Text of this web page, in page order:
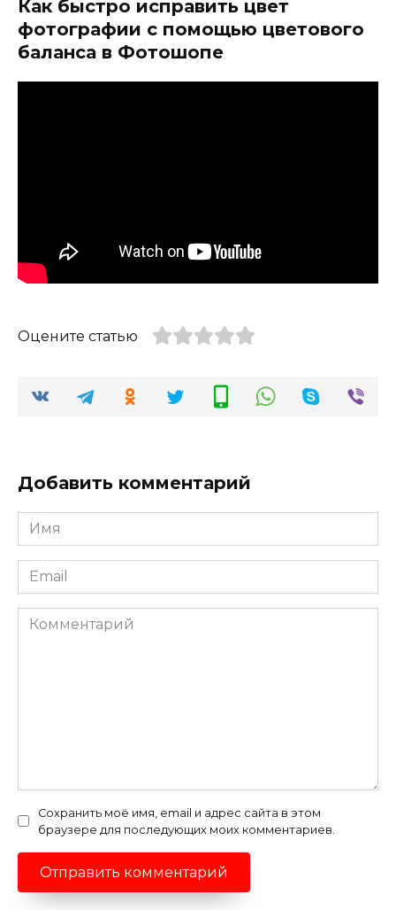
Как быстро исправить цвет
фотографии с помощью цветового
баланса в Фотошопе
Оцените статью
Добавить комментарий
Имя
*
Email
*
Комментарий
Сохранить моё имя, email и адрес сайта в этом
браузере для последующих моих комментариев.